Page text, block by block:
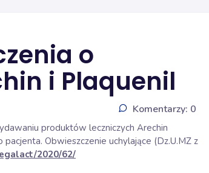
o
i Plaquenil
Komentarzy: 0
produktów leczniczych Arechin
Obwieszczenie uchylające (Dz.U.MZ z
2020/62/